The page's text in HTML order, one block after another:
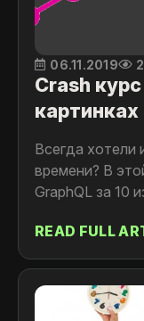
06.11.2019
Crash
картинках
Всегда хотели
времени? В
GraphQL за 10
READ FULL